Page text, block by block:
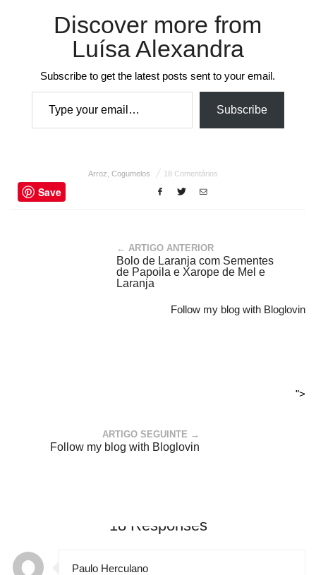
Discover more from
Luísa Alexandra
Subscribe to get the latest posts sent to your email.
Type your email…
Subscribe
Arroz ,Cogumelos 18 Comentários
Save
← ARTIGO ANTERIOR
Bolo de Laranja com Sementes
de Papoila e Xarope de Mel e
Laranja
Follow my blog with Bloglovin
">
ARTIGO SEGUINTE →
Follow my blog with Bloglovin
18 Responses
Paulo Herculano